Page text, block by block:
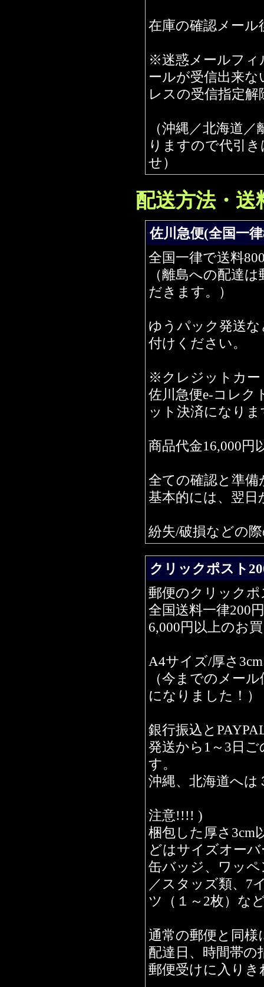
在庫の確認メー
※迷惑メールフィ
ールが受信出来な
レスの受信指定
（沖縄／北海道
りますので代引
せ）
配送方法・送
佐川急便(全国一
全国一律で送料
（離島への配達
だきます。）
ゆうパック発送
付けください。
※クレジットカー
佐川急便e-コレク
ット決済になりま
商品代金16,000円
全ての確認と準
基本的には、翌
紛失/破損などの
クリックポスト
郵便のクリック
全国送料一律200
6,000円以上のお
A4サイズ/厚さ
（今までのメー
になりました！）
銀行振込と
発送から1～3日
す。
沖縄、北海道へ
注意!!!! )
梱包した厚さ3cm
どはサイズオー
缶バッジ、ワッ
／スタッズ類、7
ツ（１～2枚）な
通常の郵便と同
配達日、時間帯
郵便受けに入り